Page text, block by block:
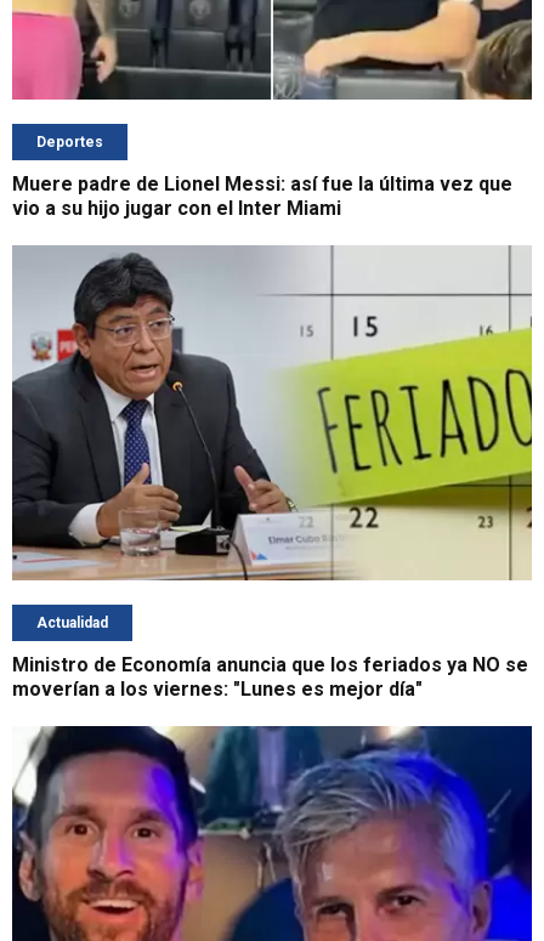
Deportes
Muere padre de Lionel Messi: así fue la última vez que
vio a su hijo jugar con el Inter Miami
Actualidad
Ministro de Economía anuncia que los feriados ya NO se
moverían a los viernes: "Lunes es mejor día"